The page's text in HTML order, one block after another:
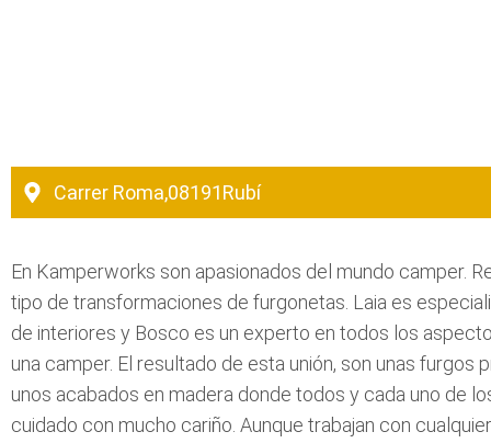
Carrer Roma,08191Rubí
En Kamperworks son apasionados del mundo camper.
tipo de transformaciones de furgonetas. Laia es
de interiores y Bosco es un experto en todos los
una camper. El resultado de esta unión, son unas furgos
unos acabados en madera donde todos y cada uno de
cuidado con mucho cariño. Aunque trabajan con